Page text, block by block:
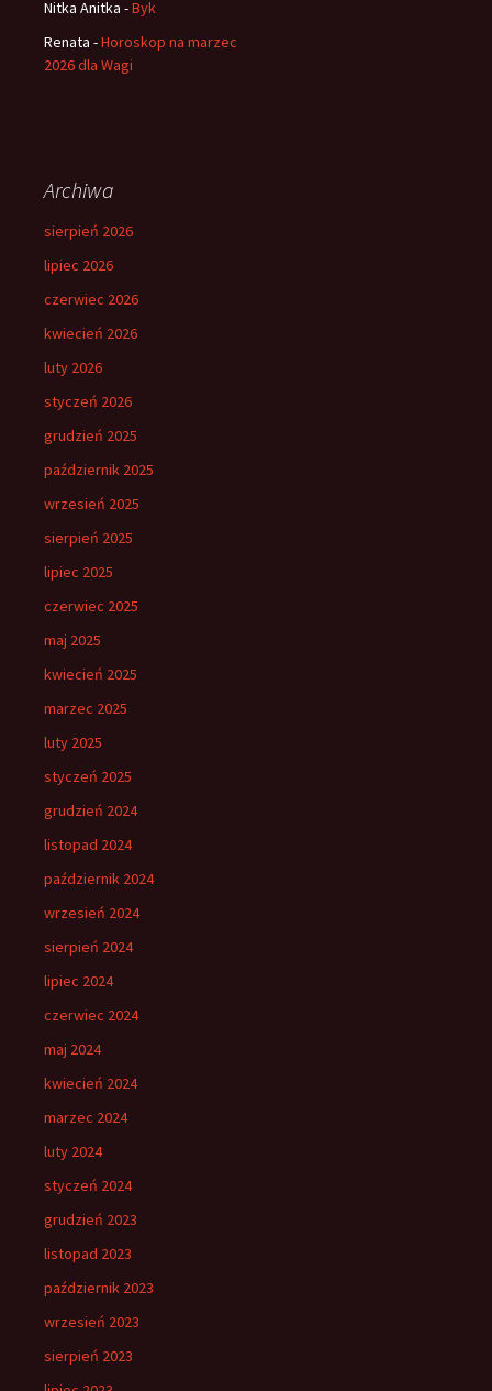
Nitka Anitka -Byk
Renata -Horoskop na marzec
2026 dla Wagi
Archiwa
sierpień 2026
lipiec 2026
czerwiec 2026
kwiecień 2026
luty 2026
styczeń 2026
grudzień 2025
październik 2025
wrzesień 2025
sierpień 2025
lipiec 2025
czerwiec 2025
maj 2025
kwiecień 2025
marzec 2025
luty 2025
styczeń 2025
grudzień 2024
listopad 2024
październik 2024
wrzesień 2024
sierpień 2024
lipiec 2024
czerwiec 2024
maj 2024
kwiecień 2024
marzec 2024
luty 2024
styczeń 2024
grudzień 2023
listopad 2023
październik 2023
wrzesień 2023
sierpień 2023